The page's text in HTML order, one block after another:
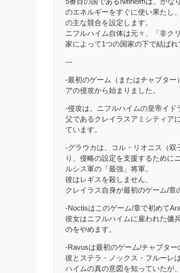
のエネルギーをすぐに使い果たし
の主な競合を設定します。
ニフルハイム自体は元々、「非ク
家によって1つの国家の下で結ばれ
---
-最初のゲーム（またはチャプタ
アの侵攻から始まりました。
-侵攻は、ニフルハイムの皇帝イ
父であるクレイラスアミシティア
ています。
-グラウカは、コル・リオニス（
り、侵略の設定を支援するために
ルシス軍の「最強」将軍。
彼はレギスを殺しません、
クレイラス自身が最初のゲーム/章
-Noctisはこのゲーム/章で初めて
彼女はニフルハイムに雇われた傭
のをやめます。
-Ravusは最初のゲーム/チャプター
彼とステラ・ノックス・フルーレ
ハイムの真の意図を知っていたが